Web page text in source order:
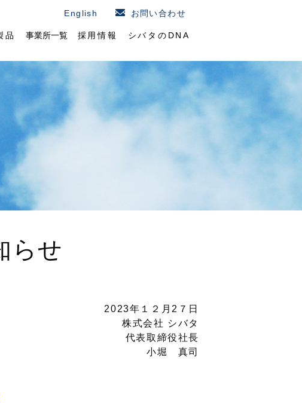
English お問い合わせ
品 事業所一覧 採用情報 シバタのDNA
らせ
2023年１２月2７日
株式会社 シバタ
代表取締役社長
小堀 真司